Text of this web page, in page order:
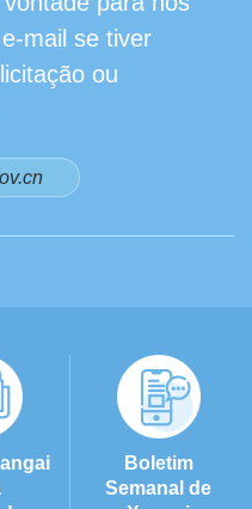
mail se tiver
ou
Boletim
Semanal de